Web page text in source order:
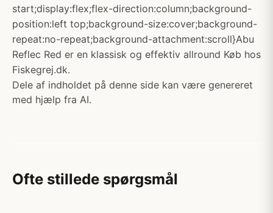
start;display:flex;flex-direction:column;background-
position:left top;background-size:cover;background-
repeat:no-repeat;background-attachment:scroll}Abu
Reflec Red er en klassisk og effektiv allround Køb hos
Fiskegrej.dk.
Dele af indholdet på denne side kan være genereret
med hjælp fra AI.
Ofte stillede spørgsmål